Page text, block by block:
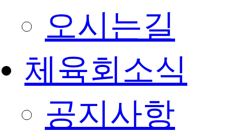
오시는길
체육회소식
공지사항